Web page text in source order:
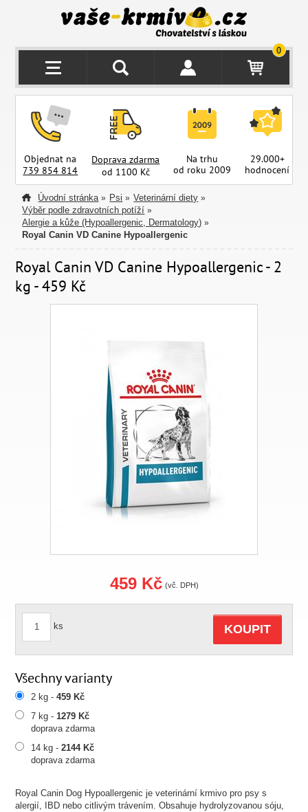
0
Objednat na
739 854 814
Doprava zdarma
od 1100 Kč
Na trhu
od roku 2009
29.000+
hodnocení
Úvodní stránka » Psi » Veterinární diety »
Výběr podle zdravotních potíží »
Alergie a kůže (Hypoallergenic, Dermatology) »
Royal Canin VD Canine Hypoallergenic
Royal Canin VD Canine Hypoallergenic - 2
kg - 459 Kč
Royal Canin Dog Hypoallergenic je veterinární krmivo pro psy s
alergií, IBD nebo citlivým trávením. Obsahuje hydrolyzovanou sóju,
459 Kč (vč. DPH)
ks KOUPIT
Všechny varianty
2 kg -459 Kč
7 kg -1279 Kč
doprava zdarma
14 kg -2144 Kč
doprava zdarma